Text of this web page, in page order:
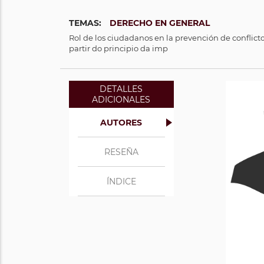
TEMAS: DERECHO EN GENERAL
Rol de los ciudadanos en la prevención de
partir do principio da imp
DETALLES
ADICIONALES
AUTORES
RESEÑA
ÍNDICE
Sul
y